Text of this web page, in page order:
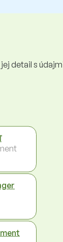
detail s